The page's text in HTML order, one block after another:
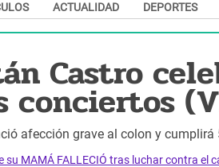
ACTUALIDAD DEPORTES
Castro
conciertos
afección grave al colon y cumplirá
su MAMÁ FALLECIÓ tras luchar contra el